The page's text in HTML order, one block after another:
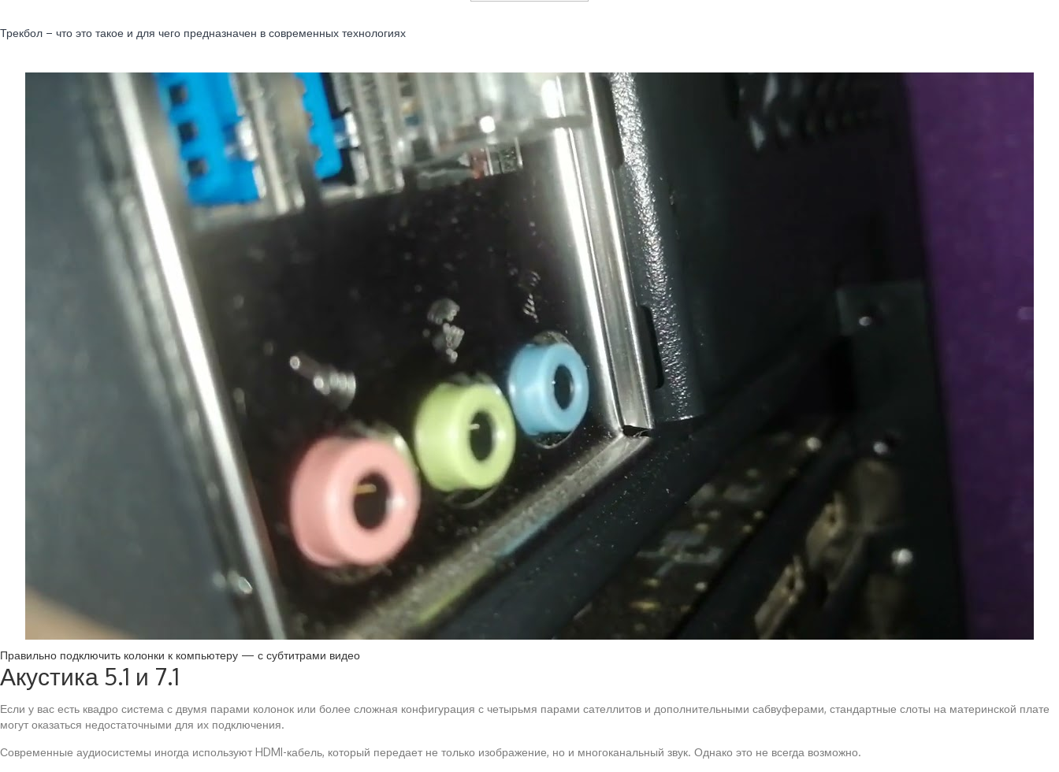
Трекбол – что это такое и для чего предназначен в современных технологиях
Правильно подключить колонки к компьютеру — с субтитрами видео
Акустика 5.1 и 7.1
Если у вас есть квадро система с двумя парами колонок или более сложная конфигурация с четырьмя парами сателлитов и дополнительными сабвуферами, стандартные слоты на материнской плате
могут оказаться недостаточными для их подключения.
Современные аудиосистемы иногда используют HDMI-кабель, который передает не только изображение, но и многоканальный звук. Однако это не всегда возможно.